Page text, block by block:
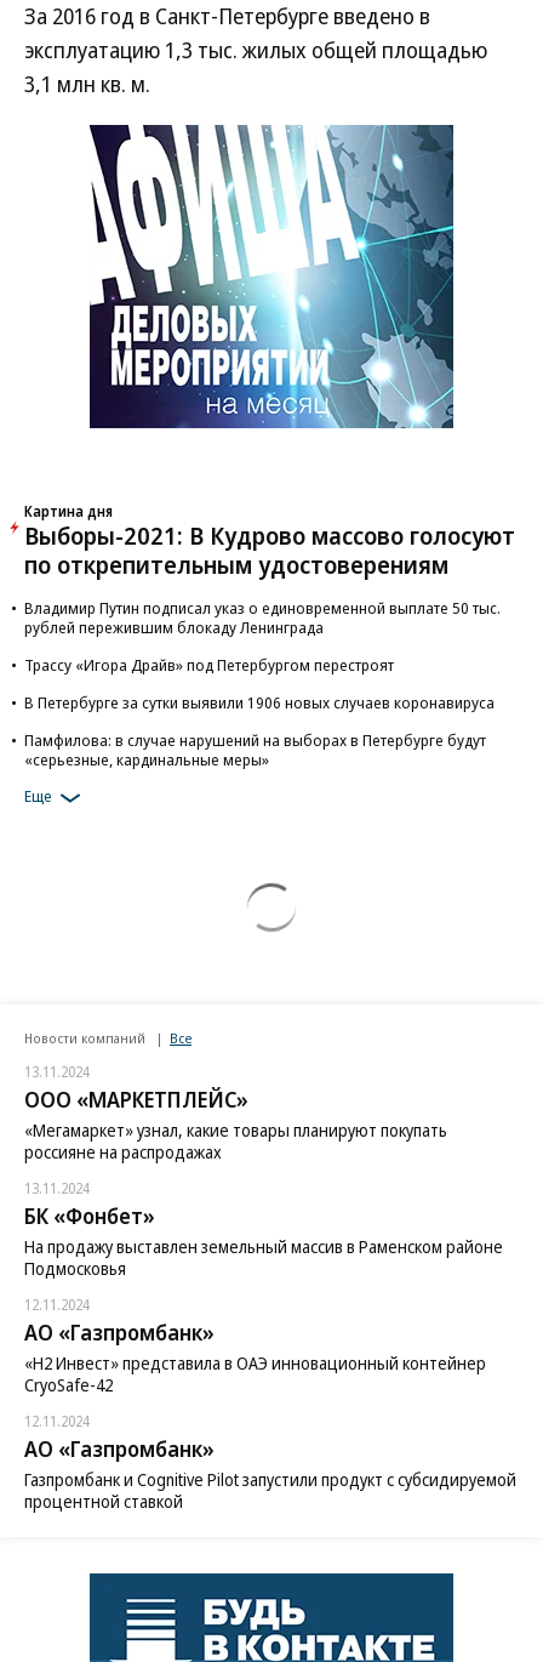
За 2016 год в Санкт-Петербурге введено в
эксплуатацию 1,3 тыс. жилых общей площадью
3,1 млн кв. м.
Картина дня
Выборы-2021: В Кудрово массово голосуют
по открепительным удостоверениям
Владимир Путин подписал указ о единовременной выплате 50 тыс.
рублей пережившим блокаду Ленинграда
Трассу «Игора Драйв» под Петербургом перестроят
В Петербурге за сутки выявили 1906 новых случаев коронавируса
Памфилова: в случае нарушений на выборах в Петербурге будут
«серьезные, кардинальные меры»
Еще
Новости компаний Все
13.11.2024
ООО «МАРКЕТПЛЕЙС»
«Мегамаркет» узнал, какие товары планируют покупать
россияне на распродажах
13.11.2024
БК «Фонбет»
На продажу выставлен земельный массив в Раменском районе
Подмосковья
12.11.2024
АО «Газпромбанк»
«H2 Инвест» представила в ОАЭ инновационный контейнер
CryoSafe-42
12.11.2024
АО «Газпромбанк»
Газпромбанк и Cognitive Pilot запустили продукт с субсидируемой
процентной ставкой